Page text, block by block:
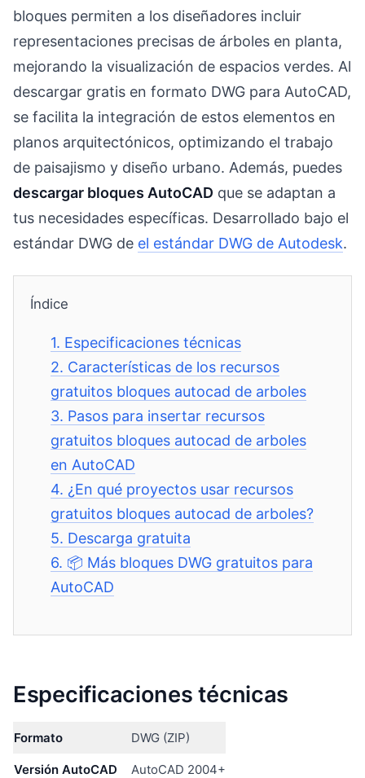
bloques permiten a los diseñadores incluir
representaciones precisas de árboles en planta,
mejorando la visualización de espacios verdes. Al
descargar gratis en formato DWG para AutoCAD,
se facilita la integración de estos elementos en
planos arquitectónicos, optimizando el trabajo
de paisajismo y diseño urbano. Además, puedes
descargar bloques AutoCAD que se adaptan a
tus necesidades específicas. Desarrollado bajo el
estándar DWG de el estándar DWG de Autodesk.
Índice
1. Especificaciones técnicas
2. Características de los recursos
gratuitos bloques autocad de arboles
3. Pasos para insertar recursos
gratuitos bloques autocad de arboles
en AutoCAD
4. ¿En qué proyectos usar recursos
gratuitos bloques autocad de arboles?
5. Descarga gratuita
6. 📦 Más bloques DWG gratuitos para
AutoCAD
Especificaciones técnicas
Formato DWG (ZIP)
Versión AutoCAD AutoCAD 2004+